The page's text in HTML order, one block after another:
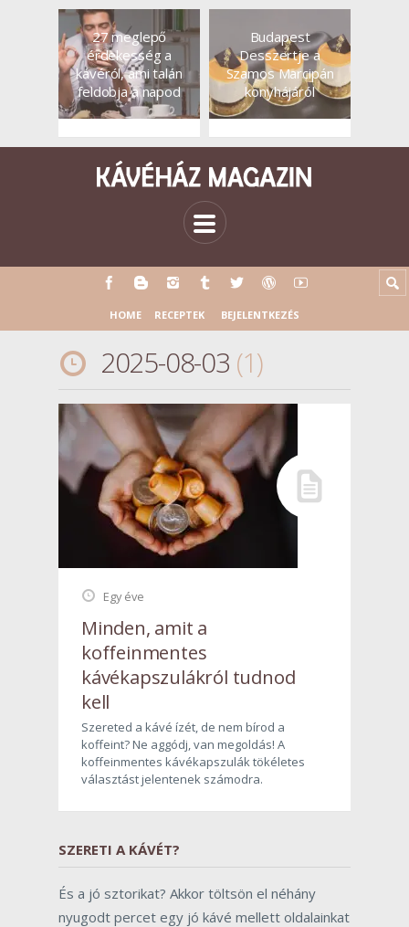
27 meglepő
érdekesség a
kávéról, ami talán
feldobja a napod
Budapest
Desszertje a
Szamos Marcipán
konyhájáról
HOME RECEPTEK BEJELENTKEZÉS
2025-08-03 1
Egy éve
Minden, amit a
koffeinmentes
kávékapszulákról tudnod
kell
Szereted a kávé ízét, de nem bírod a
koffeint? Ne aggódj, van megoldás! A
koffeinmentes kávékapszulák tökéletes
választást jelentenek számodra.
SZERETI A KÁVÉT?
És a jó sztorikat? Akkor töltsön el néhány
nyugodt percet egy jó kávé mellett oldalainkat